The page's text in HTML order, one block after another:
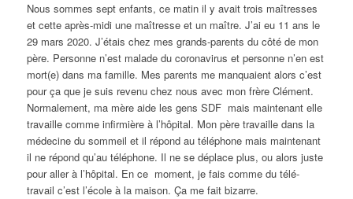
Nous sommes sept enfants, ce matin il y avait trois maîtresses
et cette après-midi une maîtresse et un maître. J’ai eu 11 ans le
29 mars 2020. J’étais chez mes grands-parents du côté de mon
père. Personne n’est malade du coronavirus et personne n’en est
mort(e) dans ma famille. Mes parents me manquaient alors c’est
pour ça que je suis revenu chez nous avec mon frère Clément.
Normalement, ma mère aide les gens SDF mais maintenant elle
travaille comme infirmière à l’hôpital. Mon père travaille dans la
médecine du sommeil et il répond au téléphone mais maintenant
il ne répond qu’au téléphone. Il ne se déplace plus, ou alors juste
pour aller à l’hôpital. En ce moment, je fais comme du télé-
travail c’est l’école à la maison. Ça me fait bizarre.